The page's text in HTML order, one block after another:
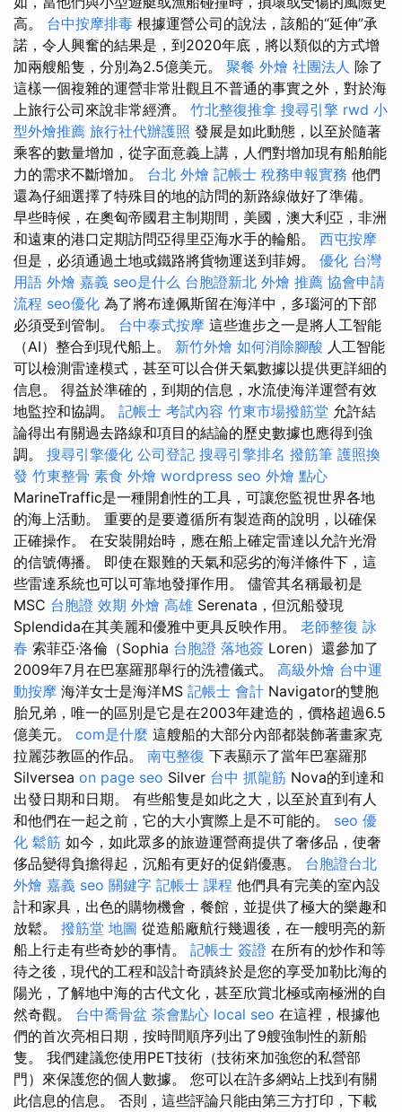
高。 台中按摩排毒 根據運營公司的說法，該船的“延伸”承
諾，令人興奮的結果是，到2020年底，將以類似的方式增
加兩艘船隻，分別為2.5億美元。 聚餐 外燴 社團法人 除了
這樣一個複雜的運營非常壯觀且不普通的事實之外，對於海
上旅行公司來說非常經濟。 竹北整復推拿 搜尋引擎 rwd 小
型外燴推薦 旅行社代辦護照 發展是如此動態，以至於隨著
乘客的數量增加，從字面意義上講，人們對增加現有船舶能
力的需求不斷增加。 台北 外燴 記帳士 稅務申報實務 他們
還為仔細選擇了特殊目的地的訪問的新路線做好了準備。
早些時候，在奧匈帝國君主制期間，美國，澳大利亞，非洲
和遠東的港口定期訪問亞得里亞海水手的輪船。 西屯按摩
但是，必須通過土地或鐵路將貨物運送到菲姆。 優化 台灣
用語 外燴 嘉義 seo是什么 台胞證新北 外燴 推薦 協會申請
流程 seo優化 為了將布達佩斯留在海洋中，多瑙河的下部
必須受到管制。 台中泰式按摩 這些進步之一是將人工智能
（AI）整合到現代船上。 新竹外燴 如何消除腳酸 人工智能
可以檢測雷達模式，甚至可以合併天氣數據以提供更詳細的
信息。 得益於準確的，到期的信息，水流使海洋運營有效
地監控和協調。 記帳士 考試內容 竹東市場撥筋堂 允許結
論得出有關過去路線和項目的結論的歷史數據也應得到強
調。 搜尋引擎優化 公司登記 搜尋引擎排名 撥筋筆 護照換
發 竹東整骨 素食 外燴 wordpress seo 外燴 點心
MarineTraffic是一種開創性的工具，可讓您監視世界各地
的海上活動。 重要的是要遵循所有製造商的說明，以確保
正確操作。 在安裝開始時，應在船上確定雷達以允許光滑
的信號傳播。 即使在艱難的天氣和惡劣的海洋條件下，這
些雷達系統也可以可靠地發揮作用。 儘管其名稱最初是
MSC 台胞證 效期 外燴 高雄 Serenata，但沉船發現
Splendida在其美麗和優雅中更具反映作用。 老師整復 詠
春 索菲亞·洛倫（Sophia 台胞證 落地簽 Loren）還參加了
2009年7月在巴塞羅那舉行的洗禮儀式。 高級外燴 台中運
動按摩 海洋女士是海洋MS 記帳士 會計 Navigator的雙胞
胎兄弟，唯一的區別是它是在2003年建造的，價格超過6.5
億美元。 com是什麼 這艘船的大部分內部都裝飾著畫家克
拉麗莎教區的作品。 南屯整復 下表顯示了當年巴塞羅那
Silversea on page seo Silver 台中 抓龍筋 Nova的到達和
出發日期和日期。 有些船隻是如此之大，以至於直到有人
和他們在一起之前，它的大小實際上是不可能的。 seo 優
化 鬆筋 如今，如此眾多的旅遊運營商提供了奢侈品，使奢
侈品變得負擔得起，沉船有更好的促銷優惠。 台胞證台北
外燴 嘉義 seo 關鍵字 記帳士 課程 他們具有完美的室內設
計和家具，出色的購物機會，餐館，並提供了極大的樂趣和
放鬆。 撥筋堂 地圖 從造船廠航行幾週後，在一艘明亮的新
船上行走有些奇妙的事情。 記帳士 簽證 在所有的炒作和等
待之後，現代的工程和設計奇蹟終於是您的享受加勒比海的
陽光，了解地中海的古代文化，甚至欣賞北極或南極洲的自
然奇觀。 台中喬骨盆 茶會點心 local seo 在這裡，根據他
們的首次亮相日期，按時間順序列出了9艘強制性的新船
隻。 我們建議您使用PET技術（技術來加強您的私營部
門）來保護您的個人數據。 您可以在許多網站上找到有關
此信息的信息。 否則，這些評論只能由第三方打印，下載